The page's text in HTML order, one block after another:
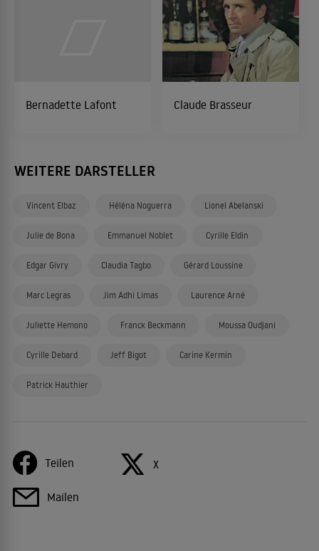
Bernadette Lafont Claude Brasseur
WEITERE DARSTELLER
Vincent Elbaz Héléna Noguerra Lionel Abelanski
Julie de Bona Emmanuel Noblet Cyrille Eldin
Edgar Givry Claudia Tagbo Gérard Loussine
Marc Legras Jim Adhi Limas Laurence Arné
Juliette Hemono Franck Beckmann Moussa Oudjani
Cyrille Debard Jeff Bigot Carine Kermin
Patrick Hauthier
Teilen X
Mailen